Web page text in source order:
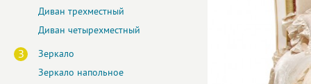
Диван трехместный
Диван четырехместный
З
Зеркало
Зеркало напольное